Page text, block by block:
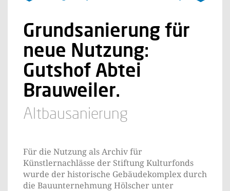
Grundsanierung für
neue Nutzung:
Gutshof Abtei
Brauweiler.
Altbausanierung
Für die Nutzung als Archiv für
Künstlernachlässe der Stiftung Kulturfonds
wurde der historische Gebäudekomplex durch
die Bauunternehmung Hölscher unter